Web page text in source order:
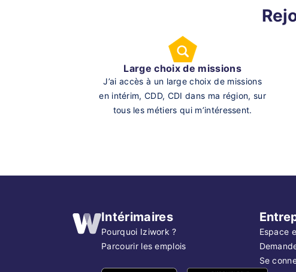
Large choix de missions
J’ai accès à un large choix de missions
en intérim, CDD, CDI dans ma région, sur
tous les métiers qui m’intéressent.
Intérimaires
Pourquoi Iziwork ?
Parcourir les emplois
Espace
Se